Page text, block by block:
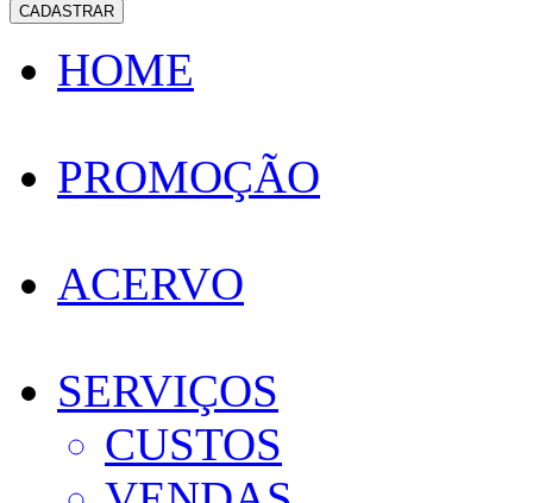
CADASTRAR
HOME
PROMOÇÃO
ACERVO
SERVIÇOS
CUSTOS